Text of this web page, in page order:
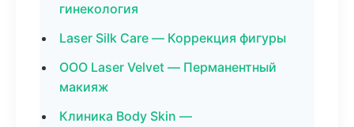
гинекология
Laser Silk Care — Коррекция фигуры
ООО Laser Velvet — Перманентный
макияж
Клиника Body Skin —